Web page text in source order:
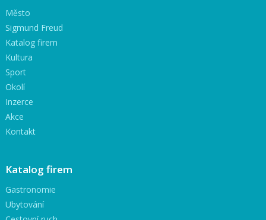
Město
Sigmund Freud
Katalog firem
Kultura
Sport
Okolí
Inzerce
Akce
Kontakt
Katalog firem
Gastronomie
Ubytování